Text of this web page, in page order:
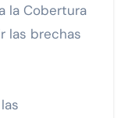
la Cobertura
las brechas